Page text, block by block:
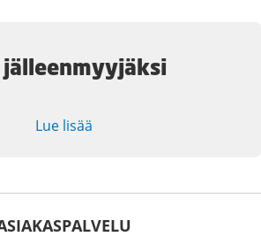
jälleenmyyjäksi
Lue lisää